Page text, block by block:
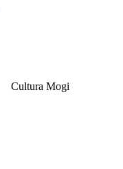
Cultura Mogi